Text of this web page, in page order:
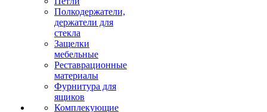
Полкодержатели,
держатели для
стекла
Защелки
мебельные
Реставрационные
материалы
Фурнитура для
ящиков
Комплекующие